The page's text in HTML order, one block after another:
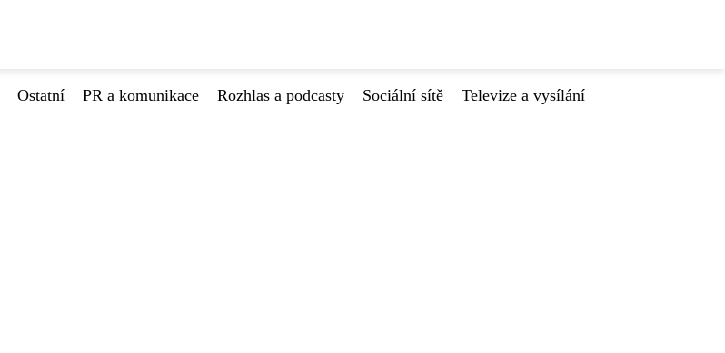
Ostatní PR a komunikace Rozhlas a podcasty Sociální sítě Televize a vysílání